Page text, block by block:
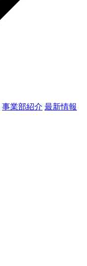
事業部紹介 最新情報